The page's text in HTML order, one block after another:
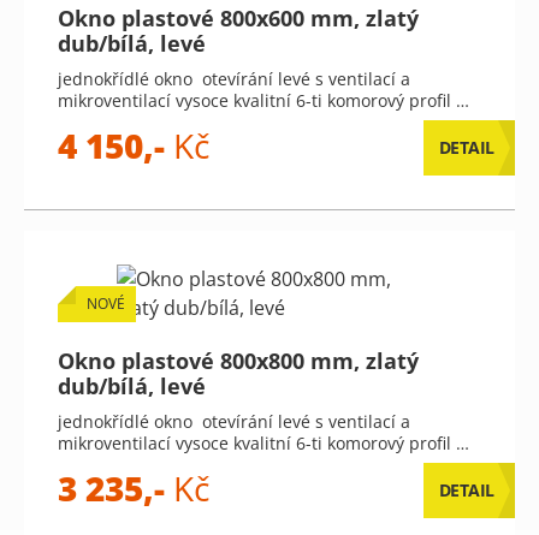
Okno plastové 800x600 mm, zlatý
dub/bílá, levé
jednokřídlé okno otevírání levé s ventilací a
mikroventilací vysoce kvalitní 6-ti komorový profil …
4 150,- Kč DETAIL
NOVÉ
Okno plastové 800x800 mm, zlatý
dub/bílá, levé
jednokřídlé okno otevírání levé s ventilací a
mikroventilací vysoce kvalitní 6-ti komorový profil …
3 235,- Kč DETAIL